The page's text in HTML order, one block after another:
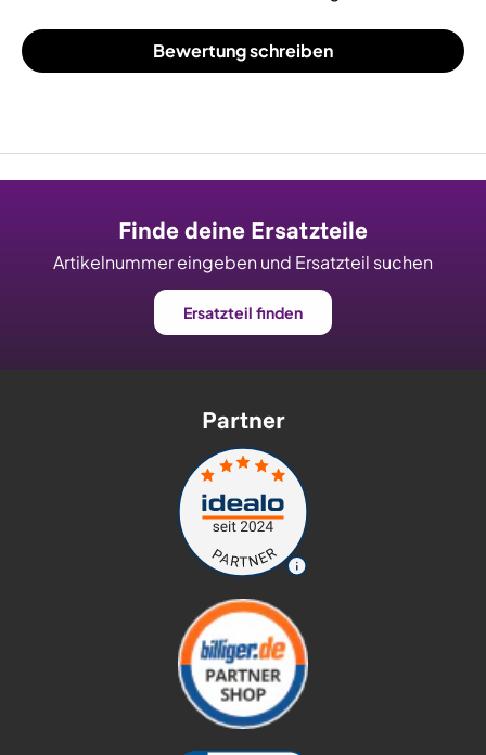
Bewertung schreiben
Finde deine Ersatzteile
Artikelnummer eingeben und Ersatzteil suchen
Ersatzteil finden
Partner